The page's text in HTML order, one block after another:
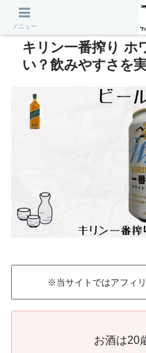
キリン一番搾り ホ
い？飲みやすさを
※当サイトではアフィ
お酒は20
メニュー